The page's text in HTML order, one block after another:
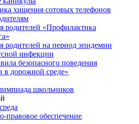
хищения сотовых телефонов
родителей «Профилактика
родителей на период эпидемии
инфекции
безопасного поведения
в дорожной среде»
школьников
правовое обеспечение